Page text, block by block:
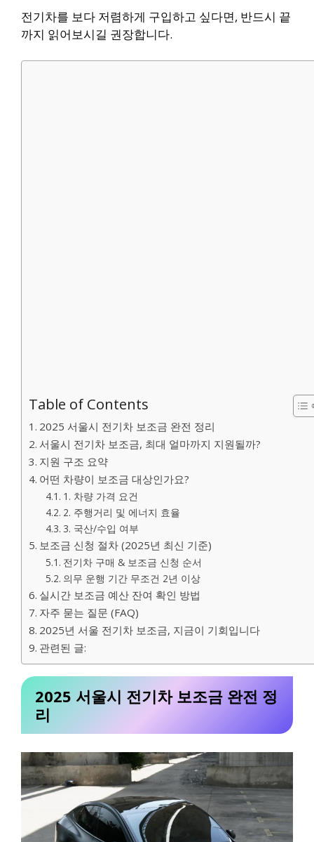
전기차를 보다 저렴하게 구입하고 싶다면, 반드시 끝
까지 읽어보시길 권장합니다.
Table of Contents
2025 서울시 전기차 보조금 완전 정리
서울시 전기차 보조금, 최대 얼마까지 지원될까?
지원 구조 요약
어떤 차량이 보조금 대상인가요?
1. 차량 가격 요건
2. 주행거리 및 에너지 효율
3. 국산/수입 여부
보조금 신청 절차 (2025년 최신 기준)
전기차 구매 & 보조금 신청 순서
의무 운행 기간 무조건 2년 이상
실시간 보조금 예산 잔여 확인 방법
자주 묻는 질문 (FAQ)
2025년 서울 전기차 보조금, 지금이 기회입니다
관련된 글:
2025 서울시 전기차 보조금 완전 정
리